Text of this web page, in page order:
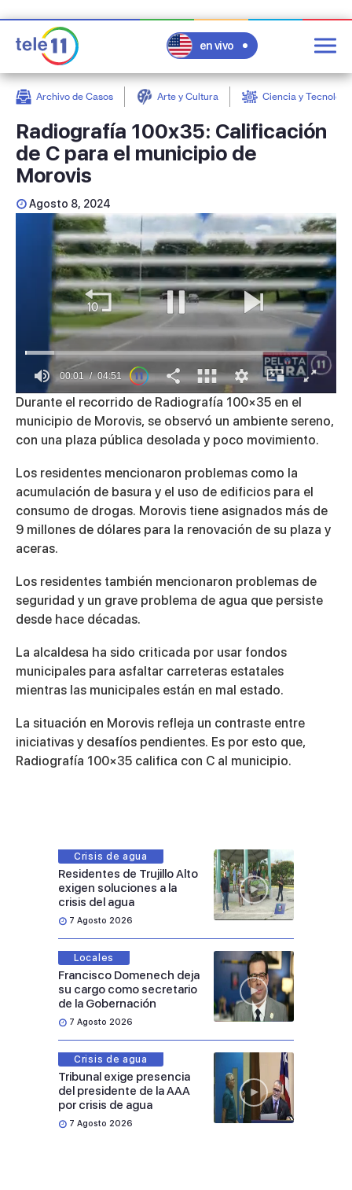
en vivo
Archivo de Casos Arte y Cultura Ciencia y
Radiografía 100x35: Calificación
de C para el municipio de
Morovis
Agosto 8, 2024
0
4
minutes,
00:01 04:51
Durante el recorrido de Radiografía 100×35 en el
municipio de Morovis, se observó un ambiente sereno,
con una plaza pública desolada y poco movimiento.
Los residentes mencionaron problemas como la
acumulación de basura y el uso de edificios para el
consumo de drogas. Morovis tiene asignados más de
9 millones de dólares para la renovación de su plaza y
aceras.
Los residentes también mencionaron problemas de
seguridad y un grave problema de agua que persiste
desde hace décadas.
La alcaldesa ha sido criticada por usar fondos
municipales para asfaltar carreteras estatales
mientras las municipales están en mal estado.
La situación en Morovis refleja un contraste entre
iniciativas y desafíos pendientes. Es por esto que,
Radiografía 100×35 califica con C al municipio.
Crisis de agua
Residentes de Trujillo Alto
exigen soluciones a la
crisis del agua
7 Agosto 2026
Locales
Francisco Domenech deja
su cargo como secretario
de la Gobernación
7 Agosto 2026
Crisis de agua
Tribunal exige presencia
del presidente de la AAA
por crisis de agua
7 Agosto 2026
post